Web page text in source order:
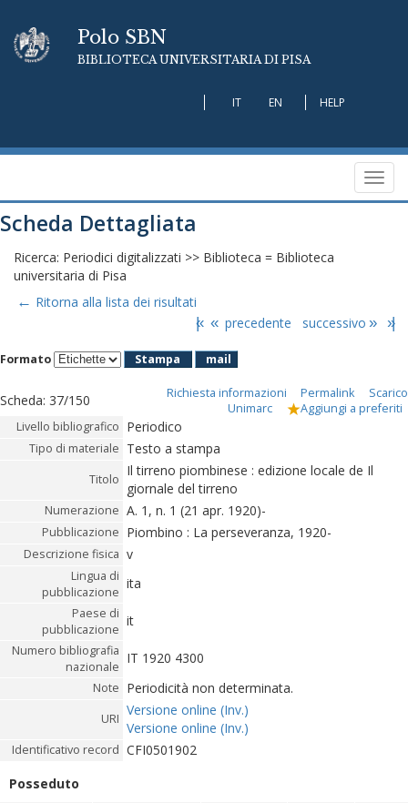
Polo SBN
BIBLIOTECA UNIVERSITARIA DI PISA
IT EN HELP
Scheda Dettagliata
Ricerca: Periodici digitalizzati >> Biblioteca = Biblioteca
universitaria di Pisa
← Ritorna alla lista dei risultati
|« « precedente successivo » »|
Formato Stampa mail
Scheda: 37/150 Richiesta informazioni Permalink
Scarico
Unimarc
Aggiungi a preferiti
Livello bibliografico Periodico
Tipo di materiale Testo a stampa
Titolo
Il tirreno piombinese : edizione locale de Il
giornale del tirreno
Numerazione A. 1, n. 1 (21 apr. 1920)-
Pubblicazione Piombino : La perseveranza, 1920-
Descrizione fisica v
Lingua di
pubblicazione
ita
Paese di
pubblicazione
it
Numero bibliografia
nazionale
IT 1920 4300
Note Periodicità non determinata.
URI
Versione online (Inv.)
Versione online (Inv.)
Identificativo record CFI0501902
Posseduto